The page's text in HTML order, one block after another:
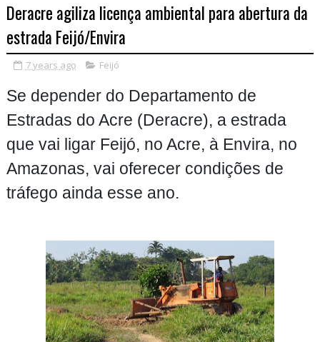
Deracre agiliza licença ambiental para abertura da
estrada Feijó/Envira
7 years ago Feijó
Se depender do Departamento de
Estradas do Acre (Deracre), a estrada
que vai ligar Feijó, no Acre, à Envira, no
Amazonas, vai oferecer condições de
tráfego ainda esse ano.